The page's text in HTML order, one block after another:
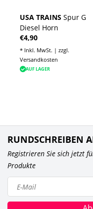
USA TRAINS Spur G
Diesel Horn
€4,90
* Inkl. MwSt. | zzgl.
Versandkosten
AUF LAGER
RUNDSCHREIBEN
Registrieren Sie sich jetzt
Produkte